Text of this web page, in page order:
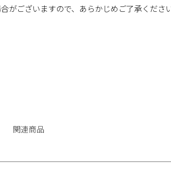
がございますので、あらかじめご了承くださ
関連商品